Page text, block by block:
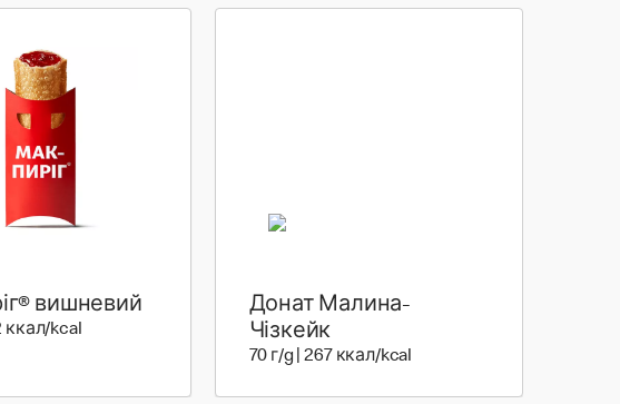
вишневий
ккал/kcal
Донат Малина-
Чізкейк
70 г/g | 267 ккал/kcal